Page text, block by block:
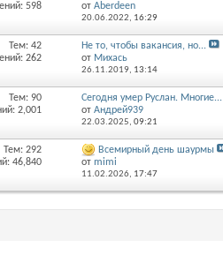
598
от Aberdeen
20.06.2022, 16:29
Тем: 42
262
Не то, чтобы вакансия, но...
от Михась
26.11.2019, 13:14
Тем: 90
2,001
Сегодня умер Руслан. Многие...
от Андрей939
22.03.2025, 09:21
Тем: 292
46,840
Всемирный день шаурмы
от mimi
11.02.2026, 17:47